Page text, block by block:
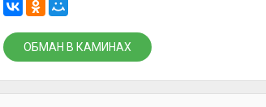
ОБМАН В КАМИНАХ